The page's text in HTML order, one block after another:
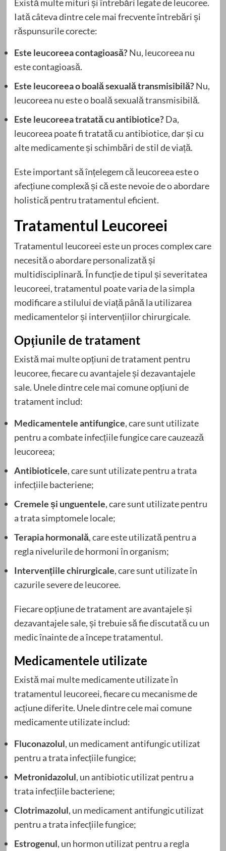
Există multe mituri și întrebări legate de leucoree.
Iată câteva dintre cele mai frecvente întrebări și
răspunsurile corecte:
Este leucoreea contagioasă?Nu, leucoreea nu
este contagioasă.
Este leucoreea o boală sexuală transmisibilă?Nu,
leucoreea nu este o boală sexuală transmisibilă.
Este leucoreea tratată cu antibiotice?Da,
leucoreea poate fi tratată cu antibiotice, dar și cu
alte medicamente și schimbări de stil de viață.
Este important să înțelegem că leucoreea este o
afecțiune complexă și că este nevoie de o abordare
holistică pentru tratamentul eficient.
Tratamentul Leucoreei
Tratamentul leucoreei este un proces complex care
necesită o abordare personalizată și
multidisciplinară. În funcție de tipul și severitatea
leucoreei, tratamentul poate varia de la simpla
modificare a stilului de viață până la utilizarea
medicamentelor și intervențiilor chirurgicale.
Opțiunile de tratament
Există mai multe opțiuni de tratament pentru
leucoree, fiecare cu avantajele și dezavantajele
sale. Unele dintre cele mai comune opțiuni de
tratament includ:
Medicamentele antifungice, care sunt utilizate
pentru a combate infecțiile fungice care cauzează
leucoreea;
Antibioticele, care sunt utilizate pentru a trata
infecțiile bacteriene;
Cremele și unguentele, care sunt utilizate pentru
a trata simptomele locale;
Terapia hormonală, care este utilizată pentru a
regla nivelurile de hormoni în organism;
Intervențiile chirurgicale, care sunt utilizate în
cazurile severe de leucoree.
Fiecare opțiune de tratament are avantajele și
dezavantajele sale, și trebuie să fie discutată cu un
medic înainte de a începe tratamentul.
Medicamentele utilizate
Există mai multe medicamente utilizate în
tratamentul leucoreei, fiecare cu mecanisme de
acțiune diferite. Unele dintre cele mai comune
medicamente utilizate includ:
Fluconazolul, un medicament antifungic utilizat
pentru a trata infecțiile fungice;
Metronidazolul, un antibiotic utilizat pentru a
trata infecțiile bacteriene;
Clotrimazolul, un medicament antifungic utilizat
pentru a trata infecțiile fungice;
Estrogenul, un hormon utilizat pentru a regla